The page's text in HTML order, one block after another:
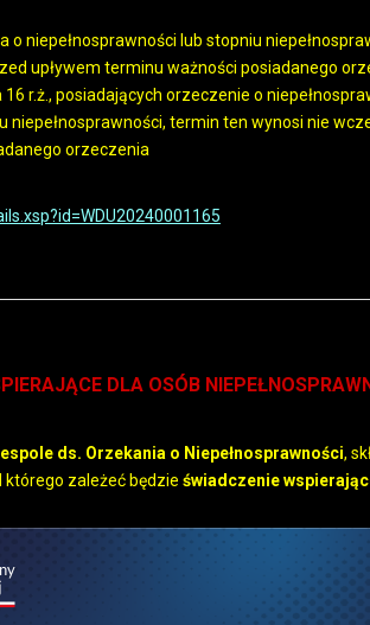
o niepełnosprawności lub stopniu
upływem terminu ważności posiadanego
r.ż., posiadających orzeczenie o
termin ten wynosi nie
orzeczenia
DLA OSÓB
ds. Orzekania o Niepełnosprawności,
zależeć będzie świadczenie